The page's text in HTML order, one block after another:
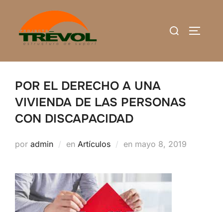
contenido
Buscar:
POR EL DERECHO A UNA
VIVIENDA DE LAS PERSONAS
CON DISCAPACIDAD
por admin en Artículos en Publicado
mayo 8, 2019